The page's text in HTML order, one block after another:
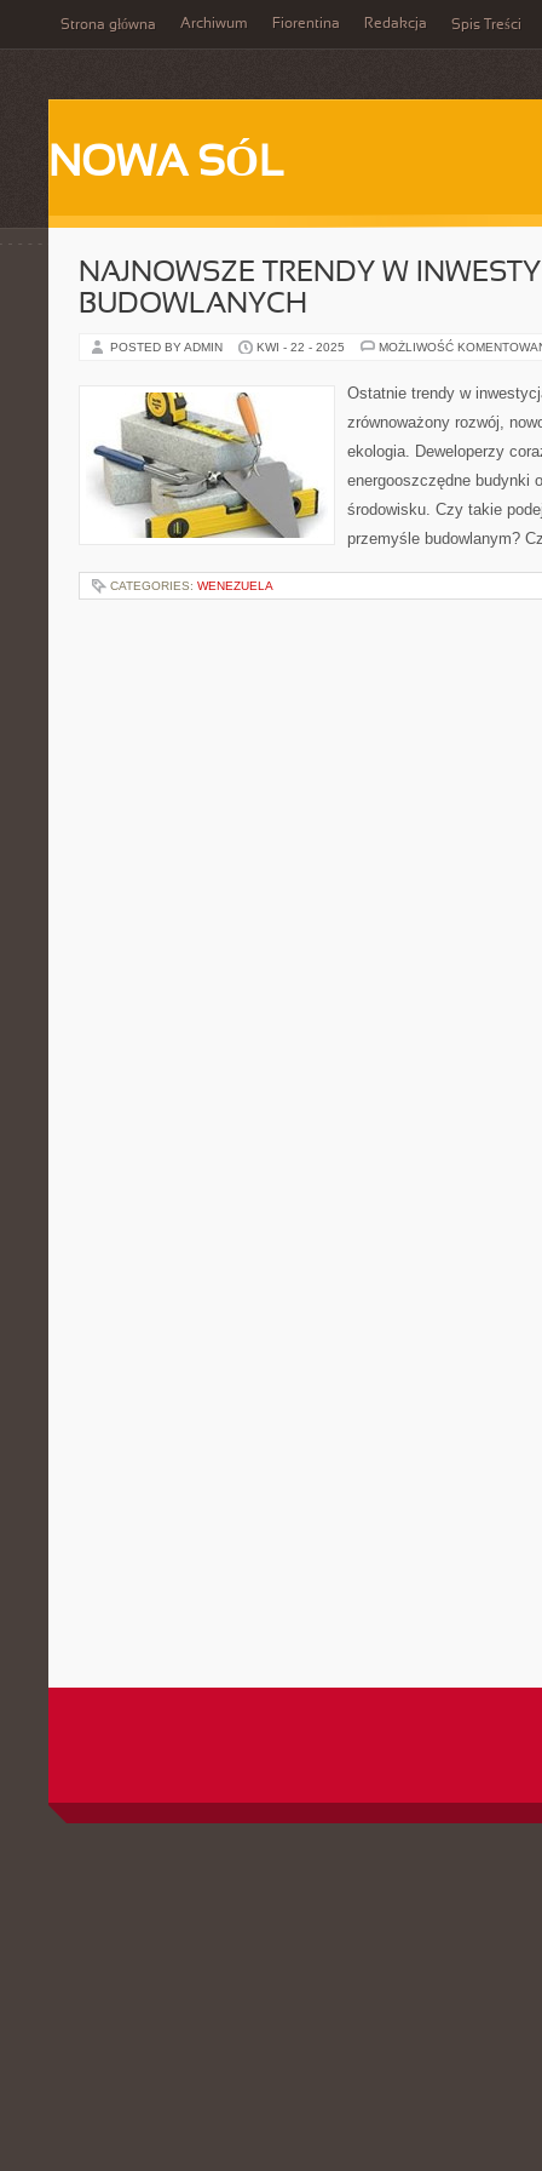
Strona główna Archiwum Fiorentina Redakcja Spis Treści
NOWA SÓL
NAJNOWSZE TRENDY W
BUDOWLANYCH
POSTED BY ADMIN KWI - 22 - 2025 MOŻLIWOŚĆ
Ostatnie trendy w
zrównoważony rozwój,
ekologia. Deweloperzy
energooszczędne budynki
środowisku. Czy takie
przemyśle budowlanym?
CATEGORIES: WENEZUELA